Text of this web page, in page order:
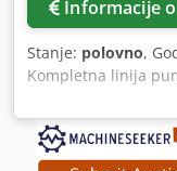
ekranu osetljivom
vrlo malo prostora
instalaciju, jer
Mašina se po
gotove proizvode,
ubacivačem
Informacije
Stanje: polovno,
Kompletna linija
fabrici mineralne
Objekat je redovno
Kapacitet: 3.000
Kosme| KSB4RG